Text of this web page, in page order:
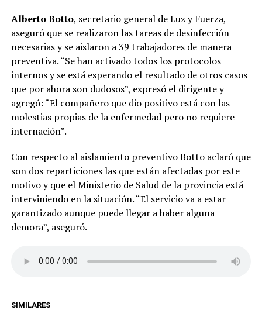
Alberto Botto, secretario general de Luz y Fuerza,
aseguró que se realizaron las tareas de desinfección
necesarias y se aislaron a 39 trabajadores de manera
preventiva. “Se han activado todos los protocolos
internos y se está esperando el resultado de otros casos
que por ahora son dudosos”, expresó el dirigente y
agregó: “El compañero que dio positivo está con las
molestias propias de la enfermedad pero no requiere
internación”.
Con respecto al aislamiento preventivo Botto aclaró que
son dos reparticiones las que están afectadas por este
motivo y que el Ministerio de Salud de la provincia está
interviniendo en la situación. “El servicio va a estar
garantizado aunque puede llegar a haber alguna
demora”, aseguró.
SIMILARES